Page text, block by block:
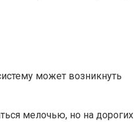
может возникнуть
мелочью, но на дорогих